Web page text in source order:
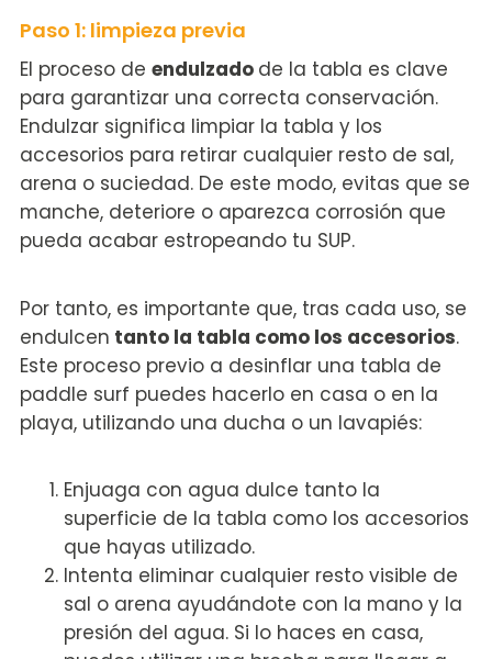
Paso 1: limpieza previa
El proceso de endulzado de la tabla es clave
para garantizar una correcta conservación.
Endulzar significa limpiar la tabla y los
accesorios para retirar cualquier resto de sal,
arena o suciedad. De este modo, evitas que se
manche, deteriore o aparezca corrosión que
pueda acabar estropeando tu SUP.
Por tanto, es importante que, tras cada uso, se
endulcen tanto la tabla como los accesorios.
Este proceso previo a desinflar una tabla de
paddle surf puedes hacerlo en casa o en la
playa, utilizando una ducha o un lavapiés:
Enjuaga con agua dulce tanto la
superficie de la tabla como los accesorios
que hayas utilizado.
Intenta eliminar cualquier resto visible de
sal o arena ayudándote con la mano y la
presión del agua. Si lo haces en casa,